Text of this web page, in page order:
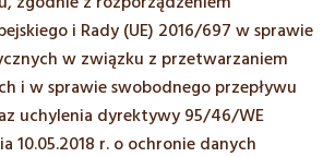
i Rady (UE) 2016/697 w sprawie
w związku z przetwarzaniem
i w sprawie swobodnego przepływu
uchylenia dyrektywy 95/46/WE
10.05.2018 r. o ochronie danych